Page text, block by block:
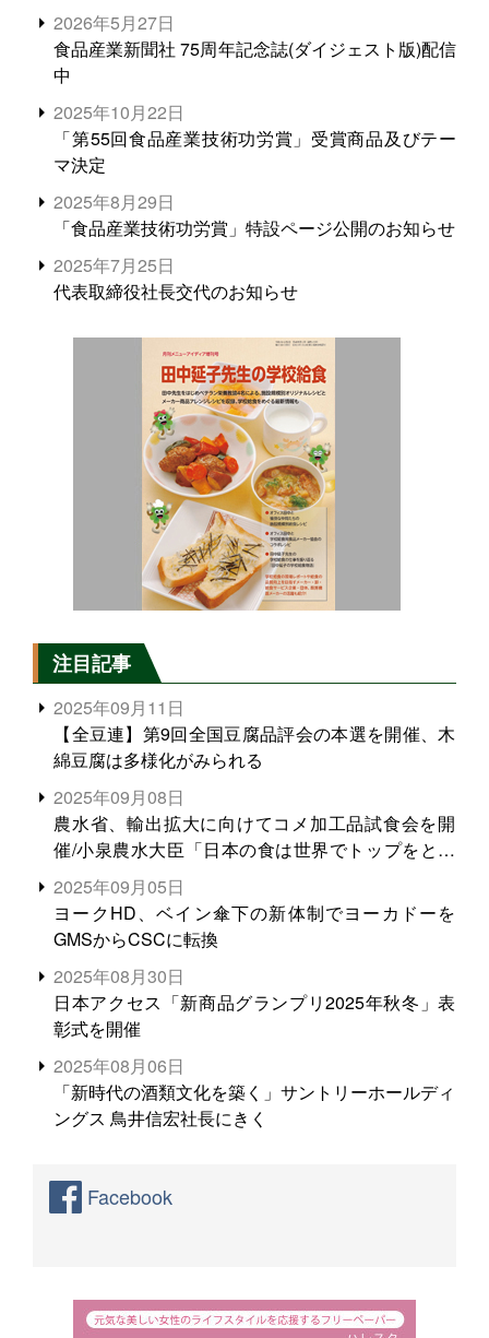
2026年5月27日
食品産業新聞社 75周年記念誌(ダイジェスト版)配信
中
2025年10月22日
「第55回食品産業技術功労賞」受賞商品及びテー
マ決定
2025年8月29日
「食品産業技術功労賞」特設ページ公開のお知らせ
2025年7月25日
代表取締役社長交代のお知らせ
注目記事
2025年09月11日
【全豆連】第9回全国豆腐品評会の本選を開催、木
綿豆腐は多様化がみられる
2025年09月08日
農水省、輸出拡大に向けてコメ加工品試食会を開
催/小泉農水大臣「日本の食は世界でトップをとれ
る。米増産に向けて、米輸出需要の拡大を」
2025年09月05日
ヨークHD、ベイン傘下の新体制でヨーカドーを
GMSからCSCに転換
2025年08月30日
日本アクセス「新商品グランプリ2025年秋冬」表
彰式を開催
2025年08月06日
「新時代の酒類文化を築く」サントリーホールディ
ングス 鳥井信宏社長にきく
Facebook